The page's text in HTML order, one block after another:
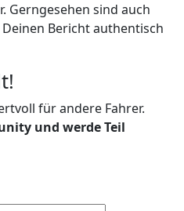
Gerngesehen sind auch
Bericht authentisch
für andere Fahrer.
und werde Teil